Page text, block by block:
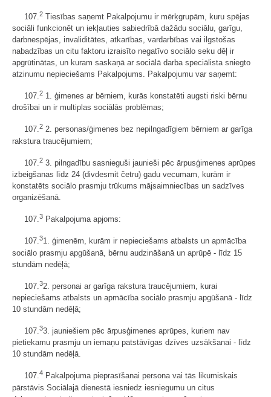
107. 2 Tiesības saņemt Pakalpojumu ir mērķgrupām, kuru spējas
sociāli funkcionēt un iekļauties sabiedrībā dažādu sociālu, garīgu,
darbnespējas, invaliditātes, atkarības, vardarbības vai ilgstošas
nabadzības un citu faktoru izraisīto negatīvo sociālo seku dēļ ir
apgrūtinātas, un kuram saskaņā ar sociālā darba speciālista sniegto
atzinumu nepieciešams Pakalpojums. Pakalpojumu var saņemt:
107.2 1. ģimenes ar bērniem, kurās konstatēti augsti riski bērnu
drošībai un ir multiplas sociālās problēmas;
107.2 2. personas/ģimenes bez nepilngadīgiem bērniem ar garīga
rakstura traucējumiem;
107. 2 3. pilngadību sasnieguši jaunieši pēc ārpusģimenes aprūpes
izbeigšanas līdz 24 (divdesmit četru) gadu vecumam, kurām ir
konstatēts sociālo prasmju trūkums mājsaimniecības un sadzīves
organizēšanā.
107.3 Pakalpojuma apjoms:
107.31. ģimenēm, kurām ir nepieciešams atbalsts un apmācība
sociālo prasmju apgūšanā, bērnu audzināšanā un aprūpē - līdz 15
stundām nedēļā;
107. 32. personai ar garīga rakstura traucējumiem, kurai
nepieciešams atbalsts un apmācība sociālo prasmju apgūšanā - līdz
10 stundām nedēļā;
107.33. jauniešiem pēc ārpusģimenes aprūpes, kuriem nav
pietiekamu prasmju un iemaņu patstāvīgas dzīves uzsākšanai - līdz
10 stundām nedēļā.
107.4 Pakalpojuma pieprasīšanai persona vai tās likumiskais
pārstāvis Sociālajā dienestā iesniedz iesniegumu un citus